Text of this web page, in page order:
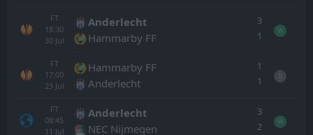
FT
18:30
30 Jul
Anderlecht
Hammarby FF
3
1
W
FT
17:00
23 Jul
Hammarby FF
Anderlecht
1
1
D
FT
08:45
11 Jul
Anderlecht
NEC Nijmegen
3
2
W